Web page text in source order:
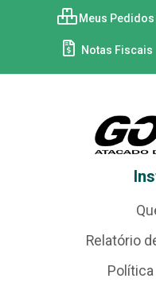
Meus Pedidos
Notas Fiscais
Relatório